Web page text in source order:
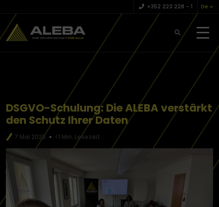
+352 223 228 – 1 De
DSGVO-Schulung: Die ALEBA verstärkt
den Schutz Ihrer Daten
7 Mai 2026 <1 Min. Lesezeit